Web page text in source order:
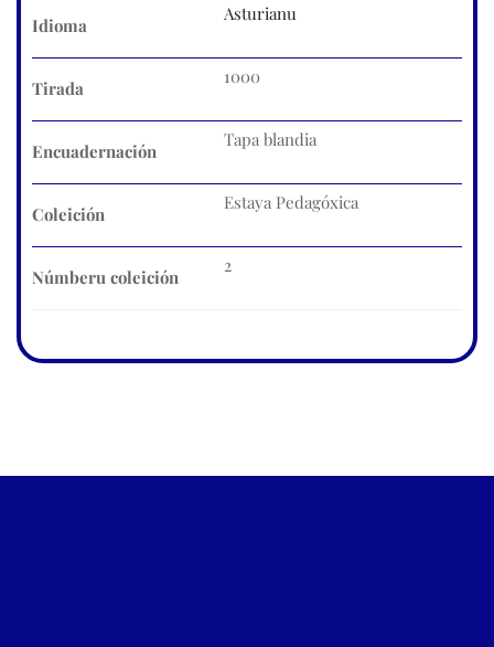
Idioma
Asturianu
Tirada
1000
Encuadernación
Tapa blandia
Coleición
Estaya Pedagóxica
Númberu coleición
2